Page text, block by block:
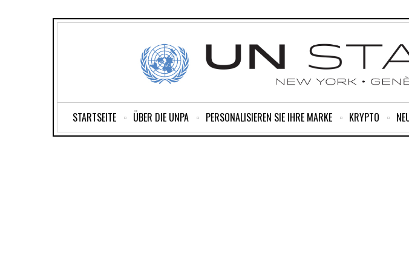
STARTSEITE ÜBER DIE UNPA PERSONALISIEREN SIE IHRE MARKE KRYPTO